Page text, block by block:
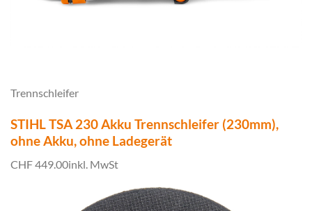
Trennschleifer
STIHL TSA 230 Akku Trennschleifer (230mm),
ohne Akku, ohne Ladegerät
CHF 449.00inkl. MwSt